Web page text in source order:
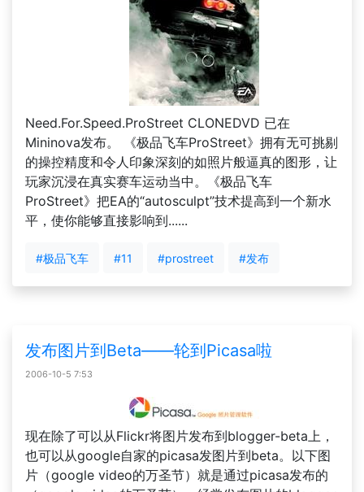
Need.For.Speed.ProStreet CLONEDVD 已在
Mininova发布。 《极品飞车ProStreet》拥有无可挑剔
的操控精度和令人印象深刻的如照片般逼真的图形，让
玩家沉浸在真实赛车运动当中。《极品飞车
ProStreet》把EA的“autosculpt”技术提高到一个新水
平，使你能够直接影响到......
#极品飞车 #11 #prostreet #发布
发布图片到Beta——轮到Picasa啦
2006-10-5 7:53
现在除了可以从Flickr将图片发布到blogger-beta上，
也可以从google自家的picasa发图片到beta。以下图
片（google video的万圣节）就是通过picasa发布的